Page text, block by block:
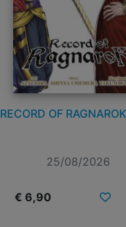
RECORD OF
25/08/2026
€ 6,90